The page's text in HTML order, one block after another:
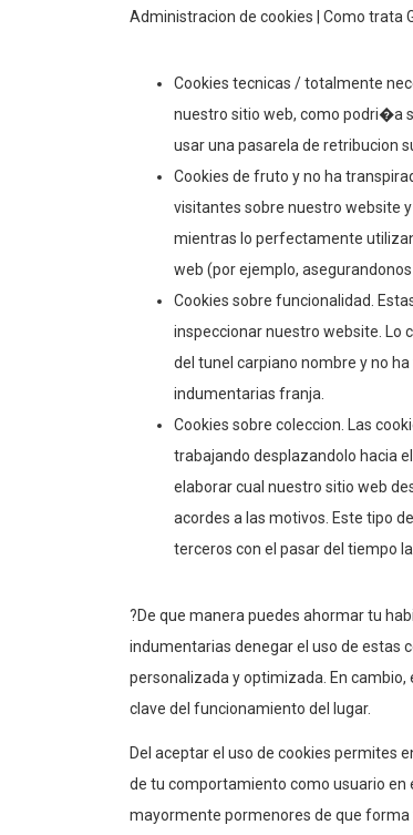
Administracion de cookies | Como trata
Cookies tecnicas / totalmente
nuestro sitio web, como podri�a
usar una pasarela de retribucion
Cookies de fruto y no ha
visitantes sobre nuestro website
mientras lo perfectamente
web (por ejemplo,
Cookies sobre funcionalidad.
inspeccionar nuestro website. Lo
del tunel carpiano nombre y no
indumentarias franja.
Cookies sobre coleccion. Las
trabajando desplazandolo hacia
elaborar cual nuestro sitio web
acordes a las motivos. Este tipo
terceros con el pasar del tiempo
?De que manera puedes ahormar tu
indumentarias denegar el uso de estas
personalizada y optimizada. En
clave del funcionamiento del lugar.
Del aceptar el uso de cookies permites
de tu comportamiento como usuario en
mayormente pormenores de que forma